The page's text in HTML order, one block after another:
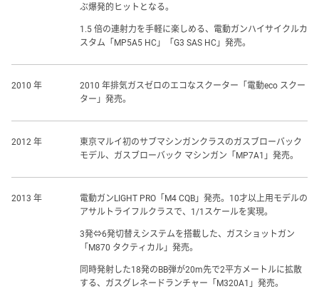
ぶ爆発的ヒットとなる。
1.5 倍の連射力を手軽に楽しめる、電動ガンハイサイクルカ
スタム「MP5A5 HC」「G3 SAS HC」発売。
2010 年
2010 年排気ガスゼロのエコなスクーター「電動eco スクー
ター」発売。
2012 年
東京マルイ初のサブマシンガンクラスのガスブローバック
モデル、ガスブローバック マシンガン「MP7A1」発売。
2013 年
電動ガンLIGHT PRO「M4 CQB」発売。10才以上用モデルの
アサルトライフルクラスで、1/1スケールを実現。
3発⇔6発切替えシステムを搭載した、ガスショットガン
「M870 タクティカル」発売。
同時発射した18発のBB弾が20m先で2平方メートルに拡散
する、ガスグレネードランチャー「M320A1」発売。